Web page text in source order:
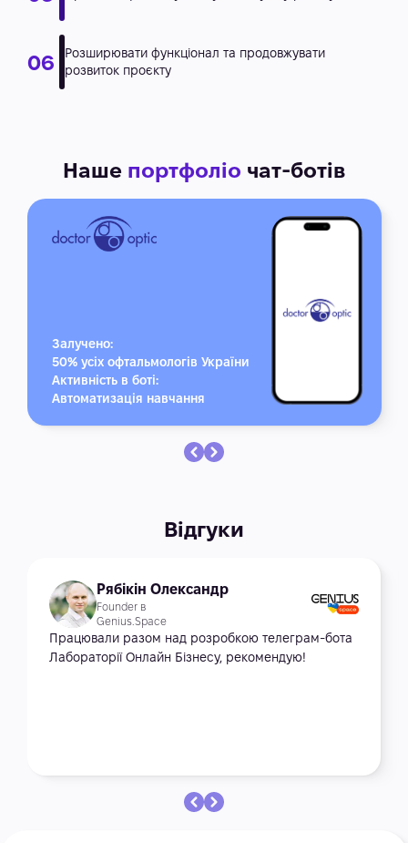
Наше портфоліо чат-ботів
Залучено:
50% усіх офтальмологів України
Активність в боті:
Автоматизація навчання
Відгуки
Рябікін Олександр
Founder в
Genius.Space
Працювали разом над розробкою телеграм-бота
Лабораторії Онлайн Бізнесу, рекомендую!